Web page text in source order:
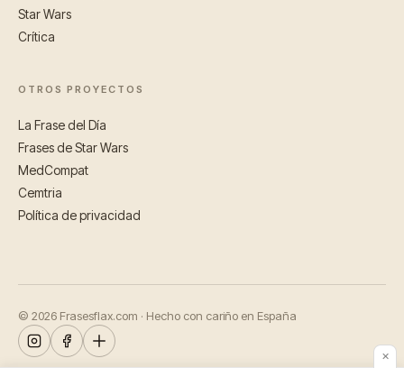
Star Wars
Crítica
OTROS PROYECTOS
La Frase del Día
Frases de Star Wars
MedCompat
Cemtria
Política de privacidad
© 2026 Frasesflax.com · Hecho con cariño en España
✕